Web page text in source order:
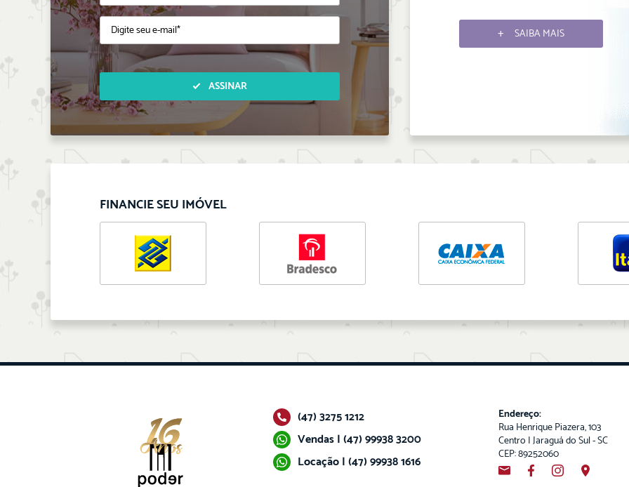
ASSINAR
SAIBA MAIS
FINANCIE SEU IMÓVEL
(47) 3275 1212
Vendas | (47) 99938 3200
Locação | (47) 99938 1616
Endereço:
Rua Henrique Piazera, 103
Centro | Jaraguá do Sul - SC
CEP: 89252060